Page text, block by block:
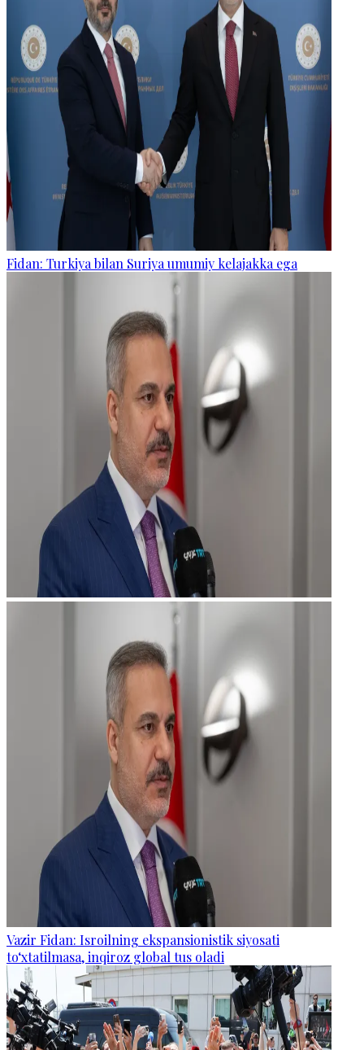
Fidan: Turkiya bilan Suriya umumiy kelajakka ega
Vazir Fidan: Isroilning ekspansionistik siyosati
to‘xtatilmasa, inqiroz global tus oladi